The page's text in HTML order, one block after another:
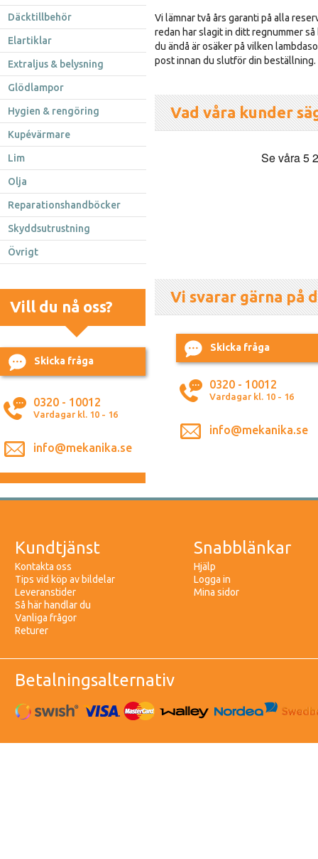
Däcktillbehör
Elartiklar
Extraljus & belysning
Glödlampor
Hygien & rengöring
Kupévärmare
Lim
Olja
Reparationshandböcker
Skyddsutrustning
Övrigt
Vill du nå oss?
Skicka fråga
0320 - 10012
Vardagar kl. 10 - 16
info@mekanika.se
Vi lämnar två års garanti på alla
redan har slagit in ditt regnummer
du ändå är osäker på vilken
post innan du slutför din beställning.
Vad våra kunder
Vi svarar gärna på
Skicka fråga
0320 - 10012
Vardagar kl. 10 - 16
info@mekanika.se
Kundtjänst
Kontakta oss
Tips vid köp av bildelar
Leveranstider
Så här handlar du
Vanliga frågor
Returer
Snabblänkar
Hjälp
Logga in
Mina sidor
Betalningsalternativ